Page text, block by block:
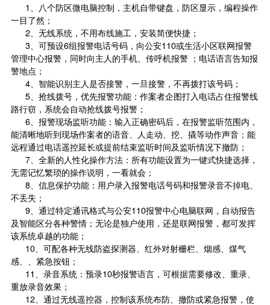
1、八个防区微电脑控制，主机自带键盘，防区显示，编程操作
一目了然；
2、无线系统，不用布线施工，安装简便快捷；
3、可预设6组报警电话号码，向公安110或生活小区联网报警
管理中心报警，同时向主人的手机、传呼机报警 ；电话语言告知报
警地点；
4、智能识别主人是否接警，一旦接警，不再拨打该号码；
5、抢线拨号，优先报警功能：作案者企图打入电话占住报警线
路行窃，系统会自动抢线拨号报警；
6、报警现场监听功能：输入正确密码后，在报警监听范围内，
能清晰地听到现场作案者的语音、人走动、挖、撬等动作声音；能
远程通过电话遥控延长或提前结束监听时间及监听情况下撤防；
7、全新的人性化操作方法：所有功能设置为一键式快捷选择，
无需记忆繁琐的操作说明，一看就会；
8、信息保护功能：用户录入报警电话号码和报警录音不掉电、
不丢失；
9、通过特定通讯格式与公安110报警中心电脑联网，自动报告
及智能区分各种警情；无论是独户使用，还是联网报警，都可发挥
该系统卓越的功能；
10、可配各种无线防盗探测器、 红外对射栅栏、烟感、煤气
感、、紧急按钮；
11、录音系统：预录10秒报警语言，可根据需要修改、重录、
重放录音效果；
12、通过无线遥控器，控制该系统布防、撤防或紧急报警，使